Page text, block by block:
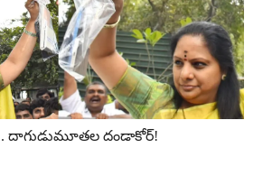
దాగుడుమూత‌ల దండాకోర్‌!